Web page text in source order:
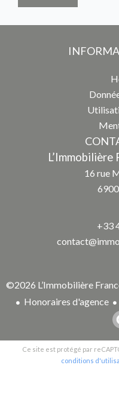
L’Immobilière
16 rue
+33
©2026 L’Immobilière
Honoraires d'agence
Ce site est protégé par
conditions